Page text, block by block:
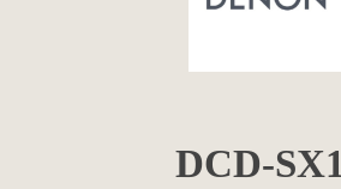
DCD-